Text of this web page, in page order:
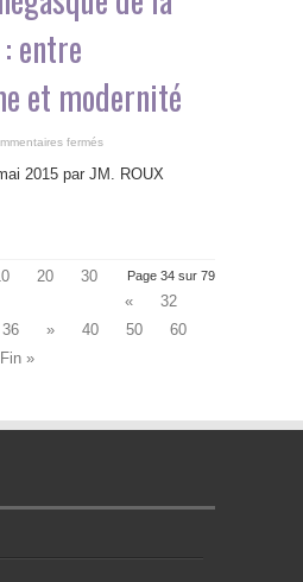
entre
et modernité
fermés
droit
monégasque
modernité
2015 par JM. ROUX
Page 34 sur 79
20
30
«
32
36 » 40 50
60
Fin »